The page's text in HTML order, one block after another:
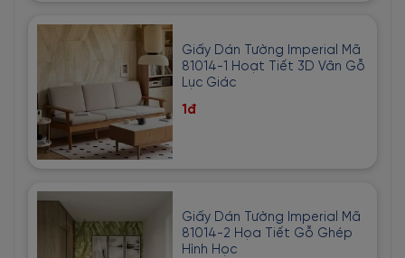
Giấy Dán Tường Imperial Mã
81014-1 Hoạt Tiết 3D Vân Gỗ
Lục Giác
1đ
Giấy Dán Tường Imperial Mã
81014-2 Họa Tiết Gỗ Ghép
Hình Học